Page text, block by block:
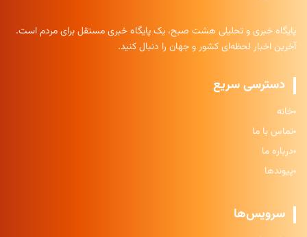
پایگاه خبری و تحلیلی هشت صبح، یک پایگاه خبری مستقل برای مردم است.
آخرین اخبار لحظه‌ای کشور و جهان را دنبال کنید.
دسترسی سریع
خانه
تماس با ما
درباره ما
پیوندها
سرویس‌ها